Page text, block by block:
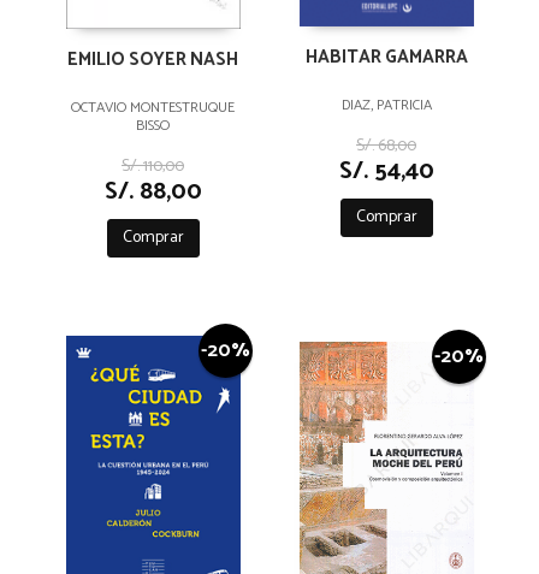
EMILIO SOYER NASH
OCTAVIO MONTESTRUQUE
BISSO
S/. 110,00
S/. 88,00
Comprar
HABITAR GAMARRA
DIAZ, PATRICIA
S/. 68,00
S/. 54,40
Comprar
-20% -20%